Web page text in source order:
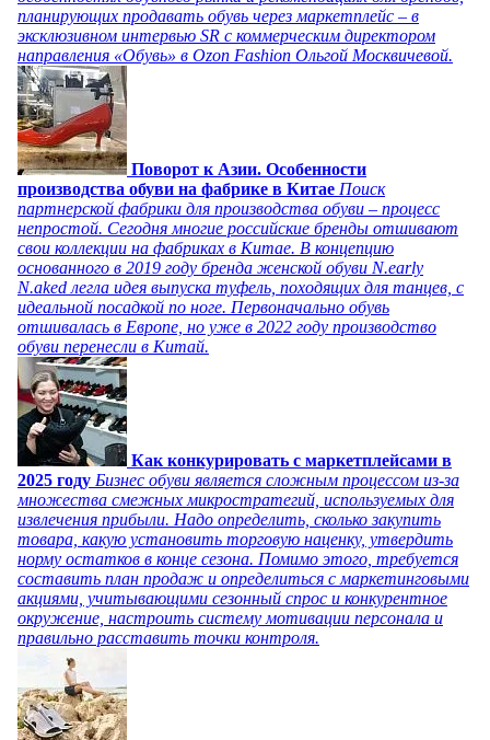
планирующих продавать обувь через маркетплейс – в
эксклюзивном интервью SR с коммерческим директором
направления «Обувь» в Ozon Fashion Ольгой Москвичевой.
Поворот к Азии. Особенности
производства обуви на фабрике в Китае Поиск
партнерской фабрики для производства обуви – процесс
непростой. Сегодня многие российские бренды отшивают
свои коллекции на фабриках в Китае. В концепцию
основанного в 2019 году бренда женской обуви N.early
N.aked легла идея выпуска туфель, походящих для танцев, с
идеальной посадкой по ноге. Первоначально обувь
отшивалась в Европе, но уже в 2022 году производство
обуви перенесли в Китай.
Как конкурировать с маркетплейсами в
2025 году Бизнес обуви является сложным процессом из-за
множества смежных микростратегий, используемых для
извлечения прибыли. Надо определить, сколько закупить
товара, какую установить торговую наценку, утвердить
норму остатков в конце сезона. Помимо этого, требуется
составить план продаж и определиться с маркетинговыми
акциями, учитывающими сезонный спрос и конкурентное
окружение, настроить систему мотивации персонала и
правильно расставить точки контроля.